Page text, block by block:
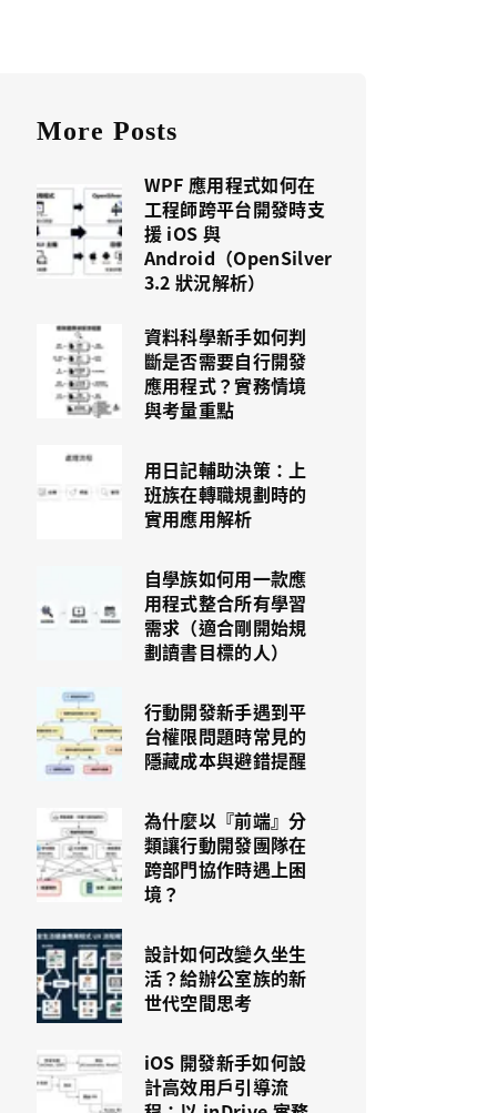
More Posts
WPF 應用程式如何在
工程師跨平台開發時支
援 iOS 與
Android（OpenSilver
3.2 狀況解析）
資料科學新手如何判
斷是否需要自行開發
應用程式？實務情境
與考量重點
用日記輔助決策：上
班族在轉職規劃時的
實用應用解析
自學族如何用一款應
用程式整合所有學習
需求（適合剛開始規
劃讀書目標的人）
行動開發新手遇到平
台權限問題時常見的
隱藏成本與避錯提醒
為什麼以『前端』分
類讓行動開發團隊在
跨部門協作時遇上困
境？
設計如何改變久坐生
活？給辦公室族的新
世代空間思考
iOS 開發新手如何設
計高效用戶引導流